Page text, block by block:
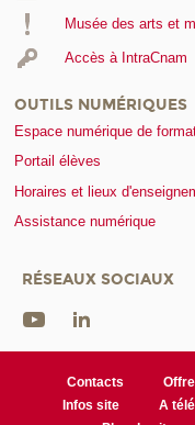
Musée des arts et
Accès à IntraCnam
OUTILS NUMÉRIQUES
Espace numérique de
Portail élèves
Horaires et lieux
Assistance numérique
RÉSEAUX SOCIAUX
Contacts
Infos site
A